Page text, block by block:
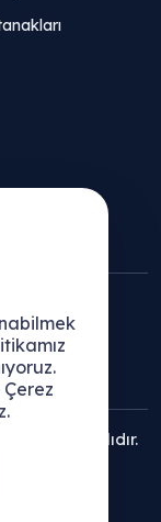
hakları saklıdır.